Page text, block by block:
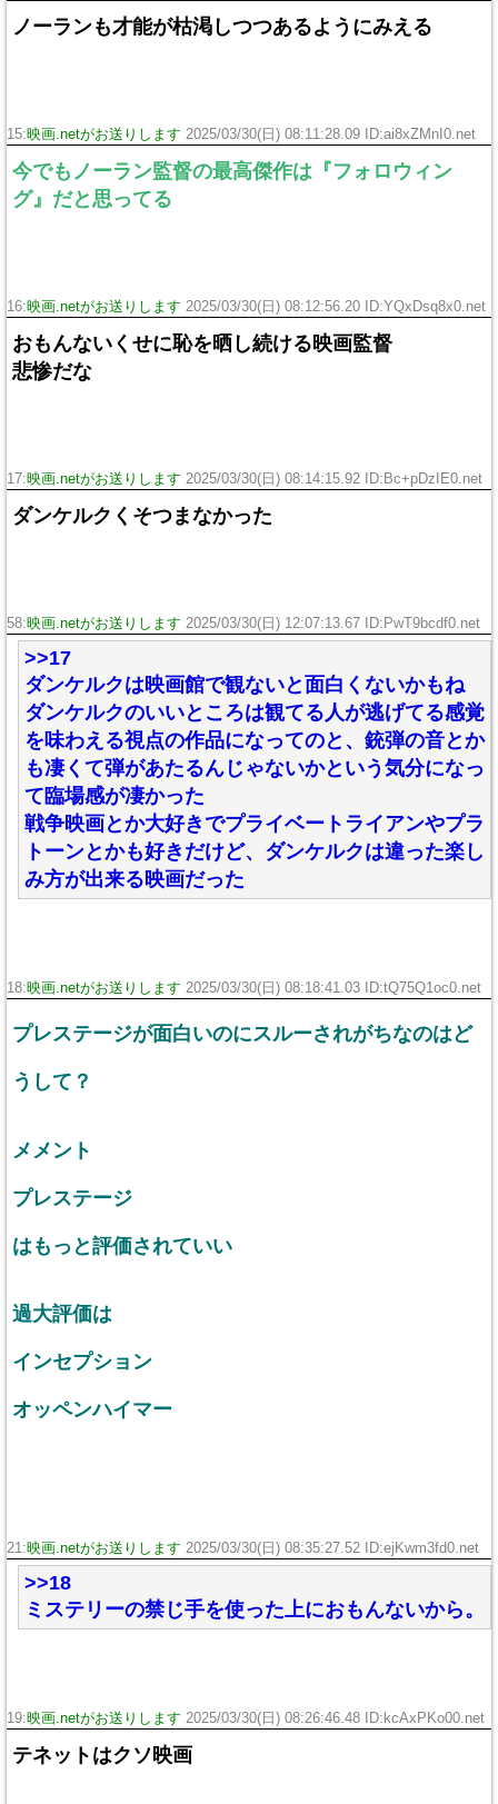
ノーランも才能が枯渇しつつあるようにみえる
15:映画.netがお送りします 2025/03/30(日) 08:11:28.09 ID:ai8xZMnI0.net
今でもノーラン監督の最高傑作は『フォロウィン
グ』だと思ってる
16:映画.netがお送りします 2025/03/30(日) 08:12:56.20 ID:YQxDsq8x0.net
おもんないくせに恥を晒し続ける映画監督
悲惨だな
17:映画.netがお送りします 2025/03/30(日) 08:14:15.92 ID:Bc+pDzIE0.net
ダンケルクくそつまなかった
58:映画.netがお送りします 2025/03/30(日) 12:07:13.67 ID:PwT9bcdf0.net
>>17
ダンケルクは映画館で観ないと面白くないかもね
ダンケルクのいいところは観てる人が逃げてる感覚
を味わえる視点の作品になってのと、銃弾の音とか
も凄くて弾があたるんじゃないかという気分になっ
て臨場感が凄かった
戦争映画とか大好きでプライベートライアンやプラ
トーンとかも好きだけど、ダンケルクは違った楽し
み方が出来る映画だった
18:映画.netがお送りします 2025/03/30(日) 08:18:41.03 ID:tQ75Q1oc0.net
プレステージが面白いのにスルーされがちなのはど
うして？
メメント
プレステージ
はもっと評価されていい
過大評価は
インセプション
オッペンハイマー
21:映画.netがお送りします 2025/03/30(日) 08:35:27.52 ID:ejKwm3fd0.net
>>18
ミステリーの禁じ手を使った上におもんないから。
19:映画.netがお送りします 2025/03/30(日) 08:26:46.48 ID:kcAxPKo00.net
テネットはクソ映画